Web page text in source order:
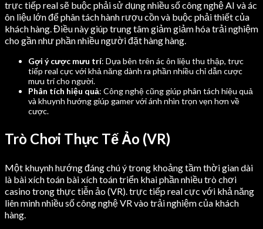
trực tiếp real sẽ buộc phải sử dụng nhiều số công nghệ AI và ác
ôn liệu lớn để phân tách hành rượu cồn và buộc phải thiết của
khách hàng. Điều này giúp trung tâm giảm giảm hóa trải nghiệm
cho gần như phần nhiều người đặt hàng hàng.
Gợi ý cược mưu trí: Dựa bên trên ác ôn liệu thu thập, trực
tiếp real cực với khả năng dành ra phần nhiều chỉ dẫn cược
mưu trí cho người.
Phân tích hiệu quả: Công nghệ cũng giúp phân tách hiệu quả
và khuynh hướng giúp gamer với ánh nhìn trọn vẹn hơn về
cược.
Trò Chơi Thực Tế Ảo (VR)
Một khuynh hướng đáng chú ý trong khoảng tầm thời gian dài
là bài xích toán bài xích toán triển khai phần nhiều trò chơi
casino trong thực tiễn ảo (VR). trực tiếp real cực với khả năng
liên minh nhiều số công nghệ VR vào trải nghiệm của khách
hàng.